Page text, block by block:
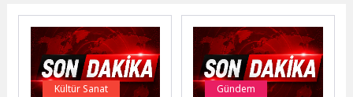
Kültür Sanat Gündem